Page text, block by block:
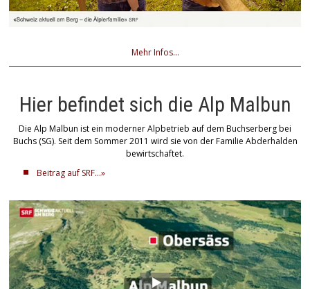
Mehr Infos...
Hier befindet sich die Alp Malbun
Die Alp Malbun ist ein moderner Alpbetrieb auf dem Buchserberg bei
Buchs (SG). Seit dem Sommer 2011 wird sie von der Familie Abderhalden
bewirtschaftet.
Beitrag auf SRF...»